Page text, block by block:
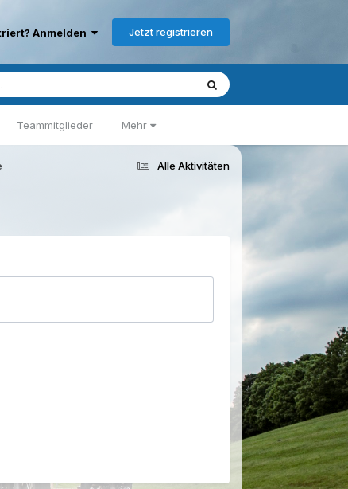
Anmelden Jetzt registrieren
Teammitglieder Mehr
Alle Aktivitäten